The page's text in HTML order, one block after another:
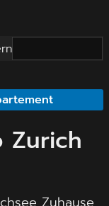
Zurich